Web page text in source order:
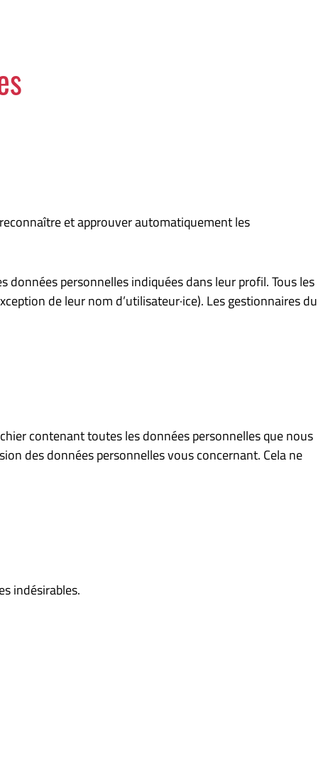
et approuver automatiquement les
personnelles indiquées dans leur profil. Tous les
de leur nom d’utilisateur·ice). Les gestionnaires du
contenant toutes les données personnelles que nous
des données personnelles vous concernant. Cela ne
indésirables.